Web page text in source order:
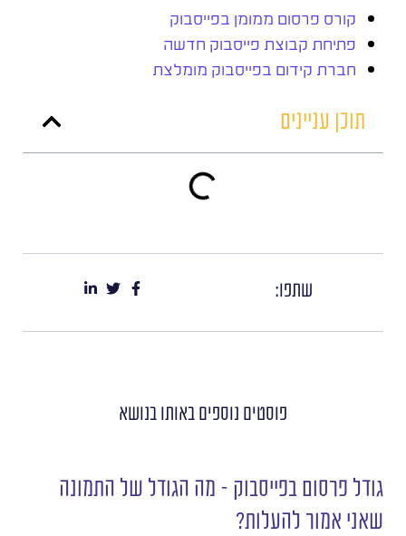
קורס פרסום ממומן בפייסבוק
פתיחת קבוצת פייסבוק חדשה
חברת קידום בפייסבוק מומלצת
תוכן עניינים
שתפו:
פוסטים נוספים באותו בנושא
גודל פרסום בפייסבוק – מה הגודל של התמונה
שאני אמור להעלות?